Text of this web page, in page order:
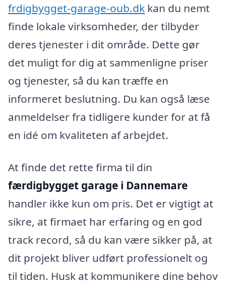
frdigbygget-garage-oub.dk kan du nemt
finde lokale virksomheder, der tilbyder
deres tjenester i dit område. Dette gør
det muligt for dig at sammenligne priser
og tjenester, så du kan træffe en
informeret beslutning. Du kan også læse
anmeldelser fra tidligere kunder for at få
en idé om kvaliteten af arbejdet.
At finde det rette firma til din
færdigbygget garage i Dannemare
handler ikke kun om pris. Det er vigtigt at
sikre, at firmaet har erfaring og en god
track record, så du kan være sikker på, at
dit projekt bliver udført professionelt og
til tiden. Husk at kommunikere dine behov